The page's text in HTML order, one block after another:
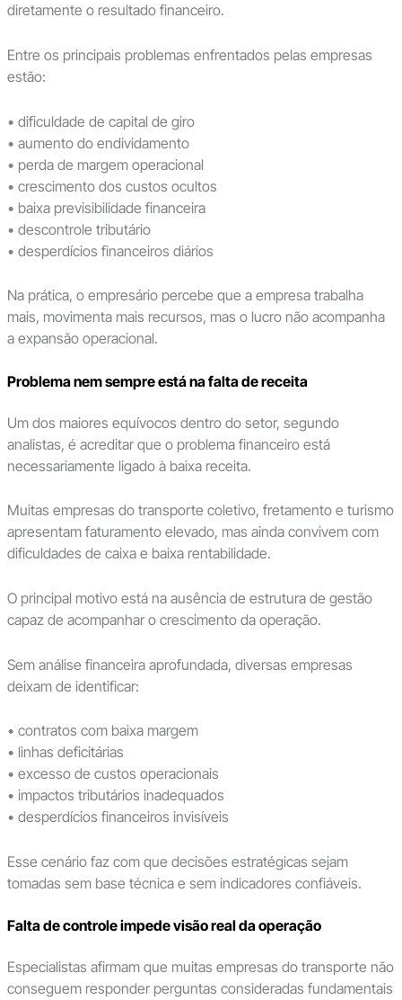
diretamente o resultado financeiro.
Entre os principais problemas enfrentados pelas empresas
estão:
• dificuldade de capital de giro
• aumento do endividamento
• perda de margem operacional
• crescimento dos custos ocultos
• baixa previsibilidade financeira
• descontrole tributário
• desperdícios financeiros diários
Na prática, o empresário percebe que a empresa trabalha
mais, movimenta mais recursos, mas o lucro não acompanha
a expansão operacional.
Problema nem sempre está na falta de receita
Um dos maiores equívocos dentro do setor, segundo
analistas, é acreditar que o problema financeiro está
necessariamente ligado à baixa receita.
Muitas empresas do transporte coletivo, fretamento e turismo
apresentam faturamento elevado, mas ainda convivem com
dificuldades de caixa e baixa rentabilidade.
O principal motivo está na ausência de estrutura de gestão
capaz de acompanhar o crescimento da operação.
Sem análise financeira aprofundada, diversas empresas
deixam de identificar:
• contratos com baixa margem
• linhas deficitárias
• excesso de custos operacionais
• impactos tributários inadequados
• desperdícios financeiros invisíveis
Esse cenário faz com que decisões estratégicas sejam
tomadas sem base técnica e sem indicadores confiáveis.
Falta de controle impede visão real da operação
Especialistas afirmam que muitas empresas do transporte não
conseguem responder perguntas consideradas fundamentais